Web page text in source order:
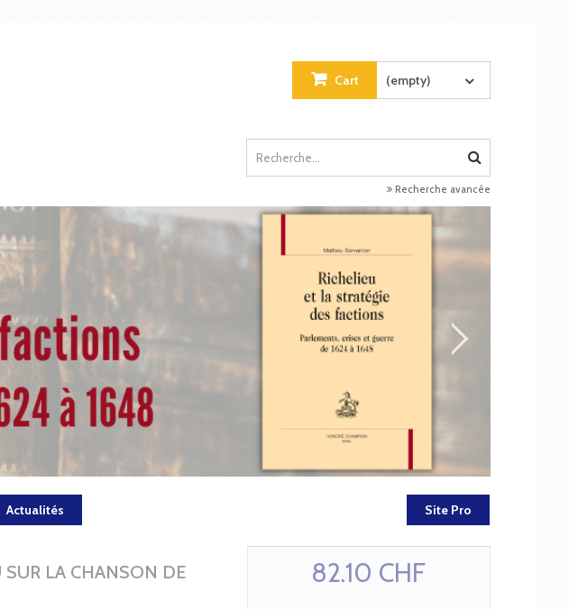
Cart (empty)
Recherche avancée
Actualités Site Pro
LA CHANSON DE
82.10 CHF